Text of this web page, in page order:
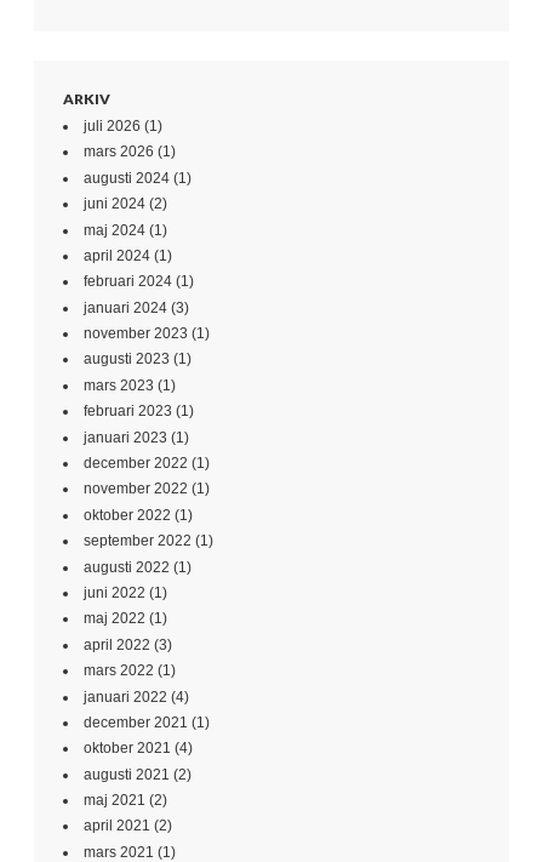
ARKIV
juli 2026 (1)
mars 2026 (1)
augusti 2024 (1)
juni 2024 (2)
maj 2024 (1)
april 2024 (1)
februari 2024 (1)
januari 2024 (3)
november 2023 (1)
augusti 2023 (1)
mars 2023 (1)
februari 2023 (1)
januari 2023 (1)
december 2022 (1)
november 2022 (1)
oktober 2022 (1)
september 2022 (1)
augusti 2022 (1)
juni 2022 (1)
maj 2022 (1)
april 2022 (3)
mars 2022 (1)
januari 2022 (4)
december 2021 (1)
oktober 2021 (4)
augusti 2021 (2)
maj 2021 (2)
april 2021 (2)
mars 2021 (1)